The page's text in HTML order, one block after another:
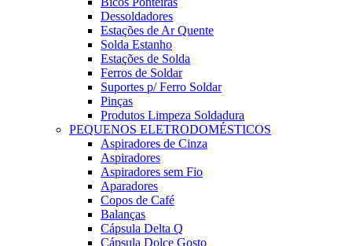
Dessoldadores
Estações de Ar Quente
Solda Estanho
Estações de Solda
Ferros de Soldar
Suportes p/ Ferro Soldar
Pinças
Produtos Limpeza Soldadura
PEQUENOS ELETRODOMÉSTICOS
Aspiradores de Cinza
Aspiradores
Aspiradores sem Fio
Aparadores
Copos de Café
Balanças
Cápsula Delta Q
Cápsula Dolce Gosto